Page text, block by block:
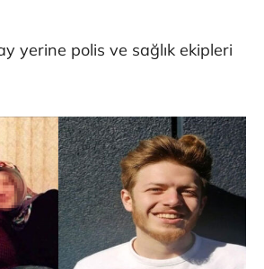
yerine polis ve sağlık ekipleri